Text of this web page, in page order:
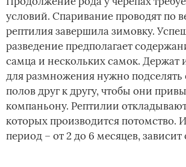
условий. Спаривание проводят по
рептилия завершила зимовку.
разведение предполагает
самца и нескольких самок. Держат
для размножения нужно подселять
полов друг к другу, чтобы они
компаньону. Рептилии
которых производится потомство.
период – от 2 до 6 месяцев, зависит